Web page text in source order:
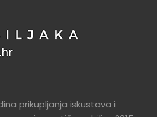
prikupljanja iskustava i